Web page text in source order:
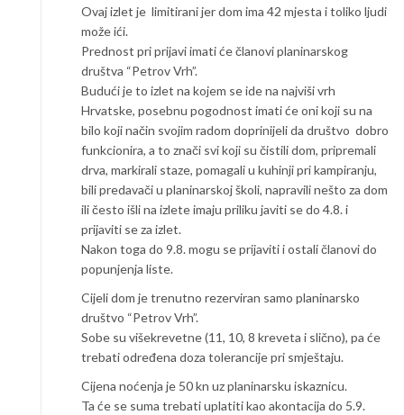
Ovaj izlet je limitirani jer dom ima 42 mjesta i toliko ljudi
može ići.
Prednost pri prijavi imati će članovi planinarskog
društva “Petrov Vrh”.
Budući je to izlet na kojem se ide na najviši vrh
Hrvatske, posebnu pogodnost imati će oni koji su na
bilo koji način svojim radom doprinijeli da društvo dobro
funkcionira, a to znači svi koji su čistili dom, pripremali
drva, markirali staze, pomagali u kuhinji pri kampiranju,
bili predavači u planinarskoj školi, napravili nešto za dom
ili često išli na izlete imaju priliku javiti se do 4.8. i
prijaviti se za izlet.
Nakon toga do 9.8. mogu se prijaviti i ostali članovi do
popunjenja liste.
Cijeli dom je trenutno rezerviran samo planinarsko
društvo “Petrov Vrh”.
Sobe su višekrevetne (11, 10, 8 kreveta i slično), pa će
trebati određena doza tolerancije pri smještaju.
Cijena noćenja je 50 kn uz planinarsku iskaznicu.
Ta će se suma trebati uplatiti kao akontacija do 5.9.